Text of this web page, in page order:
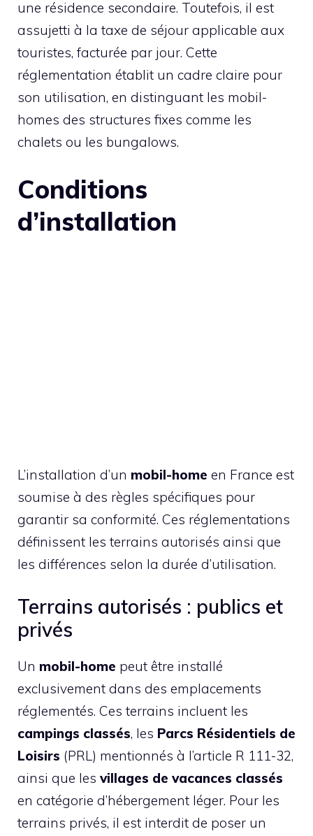
une résidence secondaire. Toutefois, il est
assujetti à la taxe de séjour applicable aux
touristes, facturée par jour. Cette
réglementation établit un cadre claire pour
son utilisation, en distinguant les mobil-
homes des structures fixes comme les
chalets ou les bungalows.
Conditions
d’installation
L’installation d’un mobil-home en France est
soumise à des règles spécifiques pour
garantir sa conformité. Ces réglementations
définissent les terrains autorisés ainsi que
les différences selon la durée d’utilisation.
Terrains autorisés : publics et
privés
Un mobil-home peut être installé
exclusivement dans des emplacements
réglementés. Ces terrains incluent les
campings classés, les Parcs Résidentiels de
Loisirs (PRL) mentionnés à l’article R 111-32,
ainsi que les villages de vacances classés
en catégorie d’hébergement léger. Pour les
terrains privés, il est interdit de poser un